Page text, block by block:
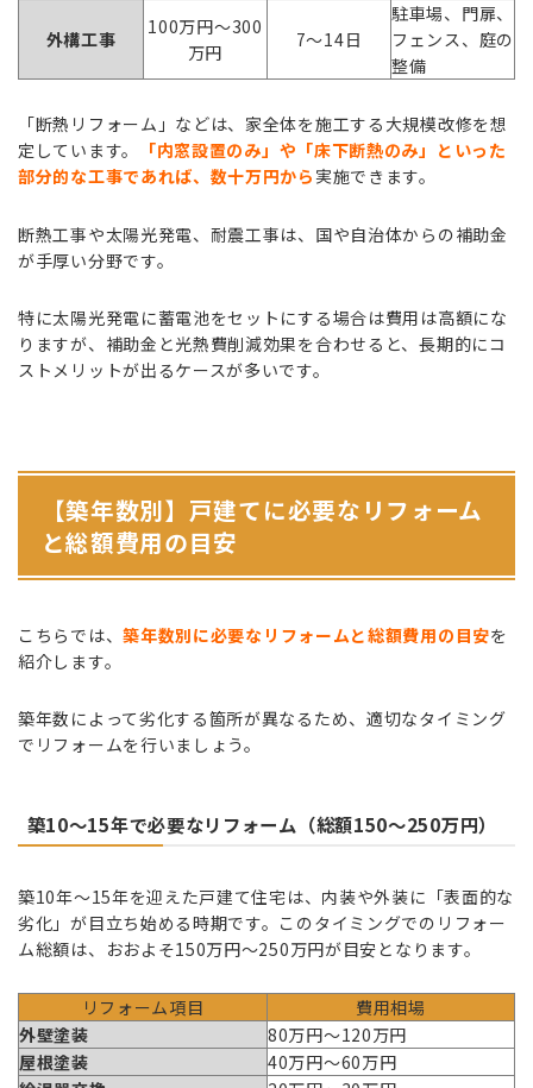
外構工事
100万円〜300
万円
7〜14日
駐車場、門扉、
フェンス、庭の
整備
「断熱リフォーム」などは、家全体を施工する大規模改修を想
定しています。
「内窓設置のみ」や「床下断熱のみ」といった
部分的な工事であれば、数十万円から実施できます。
断熱工事や太陽光発電、耐震工事は、国や自治体からの補助金
が手厚い分野です。
特に太陽光発電に蓄電池をセットにする場合は費用は高額にな
りますが、補助金と光熱費削減効果を合わせると、長期的にコ
ストメリットが出るケースが多いです。
【築年数別】戸建てに必要なリフォーム
と総額費用の目安
こちらでは、築年数別に必要なリフォームと総額費用の目安を
紹介します。
築年数によって劣化する箇所が異なるため、適切なタイミング
でリフォームを行いましょう。
築10〜15年で必要なリフォーム（総額150〜250万円）
築10年〜15年を迎えた戸建て住宅は、内装や外装に「表面的な
劣化」が目立ち始める時期です。このタイミングでのリフォー
ム総額は、おおよそ150万円〜250万円が目安となります。
リフォーム項目
費用相場
外壁塗装
80万円〜120万円
屋根塗装
40万円〜60万円